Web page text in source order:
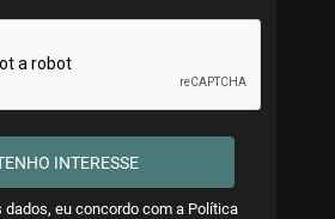
TENHO INTERESSE
eu concordo com a Política